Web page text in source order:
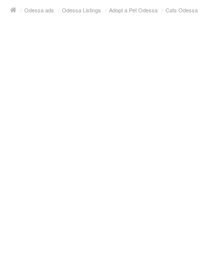
/ Odessa ads / Odessa Listings / Adopt a Pet Odessa / Cats Odessa